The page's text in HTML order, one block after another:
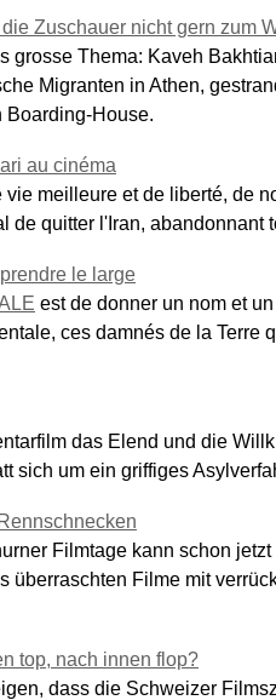
Zuschauer nicht gern zum
grosse Thema: Kaveh
Migranten in Athen,
Boarding-House.
au cinéma
vie meilleure et de liberté, de
de quitter l'Iran, abandonnant
le large
est de donner un nom et
ces damnés de la Terre
das Elend und die
sich um ein griffiges
Filmtage kann schon
überraschten Filme mit
top, nach innen flop?
dass die Schweizer